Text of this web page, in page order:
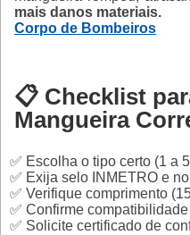
mais danos materiais.
Corpo de Bombeiros
📋 Checklist
Mangueira
✅ Escolha o tipo certo (1 a
✅ Exija selo INMETRO e
✅ Verifique comprimento
✅ Confirme
✅ Solicite certificado de